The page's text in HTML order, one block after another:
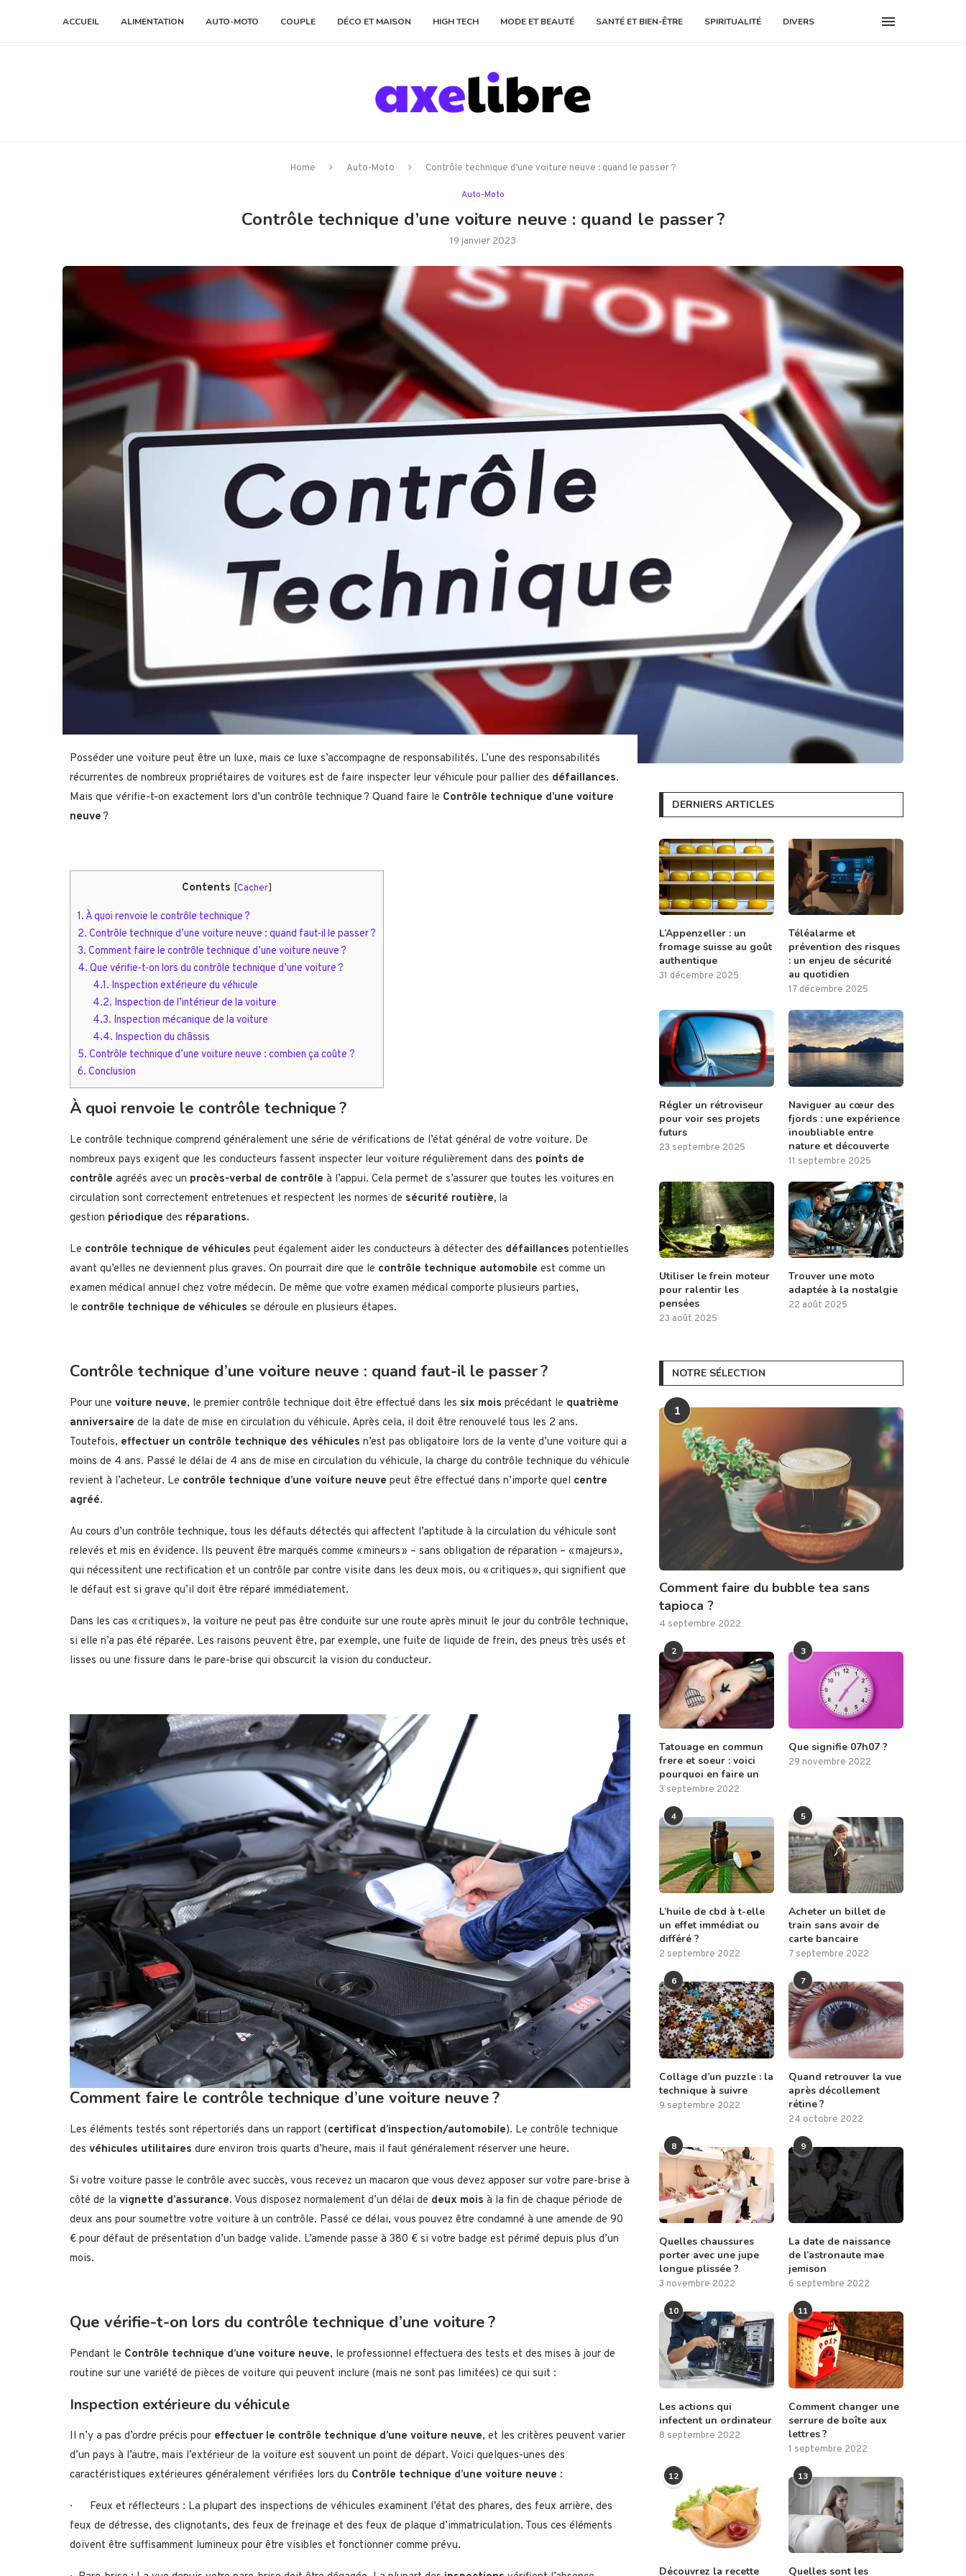
ACCUEIL ALIMENTATION AUTO-MOTO COUPLE DÉCO ET MAISON HIGH TECH MODE ET BEAUTÉ SANTÉ ET BIEN-ÊTRE SPIRITUALITÉ DIVERS
Home Auto-Moto Contrôle technique d’une voiture neuve : quand le passer ?
Auto-Moto
Contrôle technique d’une voiture neuve : quand le passer ?
19 janvier 2023
Posséder une voiture peut être un luxe, mais ce luxe s’accompagne de responsabilités. L’une des responsabilités
récurrentes de nombreux propriétaires de voitures est de faire inspecter leur véhicule pour pallier des défaillances.
Mais que vérifie-t-on exactement lors d’un contrôle technique ? Quand faire le Contrôle technique d’une voiture
neuve?
Contents [Cacher]
1.À quoi renvoie le contrôle technique ?
2. Contrôle technique d’une voiture neuve : quand faut-il le passer ?
3. Comment faire le contrôle technique d’une voiture neuve ?
4. Que vérifie-t-on lors du contrôle technique d’une voiture ?
4.1. Inspection extérieure du véhicule
4.2. Inspection de l’intérieur de la voiture
4.3. Inspection mécanique de la voiture
4.4. Inspection du châssis
5. Contrôle technique d’une voiture neuve : combien ça coûte ?
6. Conclusion
À quoi renvoie le contrôle technique ?
Le contrôle technique comprend généralement une série de vérifications de l’état général de votre voiture. De
nombreux pays exigent que les conducteurs fassent inspecter leur voiture régulièrement dans des points de
contrôle agréés avec un procès-verbal de contrôle à l’appui. Cela permet de s’assurer que toutes les voitures en
circulation sont correctement entretenues et respectent les normes de sécurité routière, la
gestion périodique des réparations.
Le contrôle technique de véhicules peut également aider les conducteurs à détecter des défaillances potentielles
avant qu’elles ne deviennent plus graves. On pourrait dire que le contrôle technique automobile est comme un
examen médical annuel chez votre médecin. De même que votre examen médical comporte plusieurs parties,
le contrôle technique de véhicules se déroule en plusieurs étapes.
Contrôle technique d’une voiture neuve : quand faut-il le passer ?
Pour une voiture neuve, le premier contrôle technique doit être effectué dans les six mois précédant le quatrième
anniversaire de la date de mise en circulation du véhicule. Après cela, il doit être renouvelé tous les 2 ans.
Toutefois, effectuer un contrôle technique des véhicules n’est pas obligatoire lors de la vente d’une voiture qui a
moins de 4 ans. Passé le délai de 4 ans de mise en circulation du véhicule, la charge du contrôle technique du véhicule
revient à l’acheteur. Le contrôle technique d’une voiture neuve peut être effectué dans n’importe quel centre
agréé.
Au cours d’un contrôle technique, tous les défauts détectés qui affectent l’aptitude à la circulation du véhicule sont
relevés et mis en évidence. Ils peuvent être marqués comme « mineurs » – sans obligation de réparation – « majeurs »,
qui nécessitent une rectification et un contrôle par contre visite dans les deux mois, ou « critiques », qui signifient que
le défaut est si grave qu’il doit être réparé immédiatement.
Dans les cas « critiques », la voiture ne peut pas être conduite sur une route après minuit le jour du contrôle technique,
si elle n’a pas été réparée. Les raisons peuvent être, par exemple, une fuite de liquide de frein, des pneus très usés et
lisses ou une fissure dans le pare-brise qui obscurcit la vision du conducteur.
Comment faire le contrôle technique d’une voiture neuve ?
Les éléments testés sont répertoriés dans un rapport (certificat d’inspection/automobile). Le contrôle technique
des véhicules utilitaires dure environ trois quarts d’heure, mais il faut généralement réserver une heure.
Si votre voiture passe le contrôle avec succès, vous recevez un macaron que vous devez apposer sur votre pare-brise à
côté de la vignette d’assurance. Vous disposez normalement d’un délai de deux mois à la fin de chaque période de
deux ans pour soumettre votre voiture à un contrôle. Passé ce délai, vous pouvez être condamné à une amende de 90
€ pour défaut de présentation d’un badge valide. L’amende passe à 380 € si votre badge est périmé depuis plus d’un
mois.
Que vérifie-t-on lors du contrôle technique d’une voiture ?
Pendant le Contrôle technique d’une voiture neuve, le professionnel effectuera des tests et des mises à jour de
routine sur une variété de pièces de voiture qui peuvent inclure (mais ne sont pas limitées) ce qui suit :
Inspection extérieure du véhicule
Il n’y a pas d’ordre précis pour effectuer le contrôle technique d’une voiture neuve, et les critères peuvent varier
d’un pays à l’autre, mais l’extérieur de la voiture est souvent un point de départ. Voici quelques-unes des
caractéristiques extérieures généralement vérifiées lors du Contrôle technique d’une voiture neuve :
· Feux et réflecteurs : La plupart des inspections de véhicules examinent l’état des phares, des feux arrière, des
feux de détresse, des clignotants, des feux de freinage et des feux de plaque d’immatriculation. Tous ces éléments
doivent être suffisamment lumineux pour être visibles et fonctionner comme prévu.
DERNIERS ARTICLES
L’Appenzeller : un
fromage suisse au goût
authentique
31 décembre 2025
Téléalarme et
prévention des risques
: un enjeu de sécurité
au quotidien
17 décembre 2025
Régler un rétroviseur
pour voir ses projets
futurs
23 septembre 2025
Naviguer au cœur des
fjords : une expérience
inoubliable entre
nature et découverte
11 septembre 2025
Utiliser le frein moteur
pour ralentir les
pensées
23 août 2025
Trouver une moto
adaptée à la nostalgie
22 août 2025
NOTRE SÉLECTION
1
Comment faire du bubble tea sans
tapioca ?
4 septembre 2022
2
Tatouage en commun
frere et soeur : voici
pourquoi en faire un
3 septembre 2022
3
Que signifie 07h07 ?
29 novembre 2022
4
L’huile de cbd à t-elle
un effet immédiat ou
différé ?
2 septembre 2022
5
Acheter un billet de
train sans avoir de
carte bancaire
7 septembre 2022
6
Collage d’un puzzle : la
technique à suivre
9 septembre 2022
7
Quand retrouver la vue
après décollement
rétine ?
24 octobre 2022
8
Quelles chaussures
porter avec une jupe
longue plissée ?
3 novembre 2022
9
La date de naissance
de l’astronaute mae
jemison
6 septembre 2022
10
Les actions qui
infectent un ordinateur
8 septembre 2022
11
Comment changer une
serrure de boîte aux
lettres ?
1 septembre 2022
12
Découvrez la recette
13
Quelles sont les